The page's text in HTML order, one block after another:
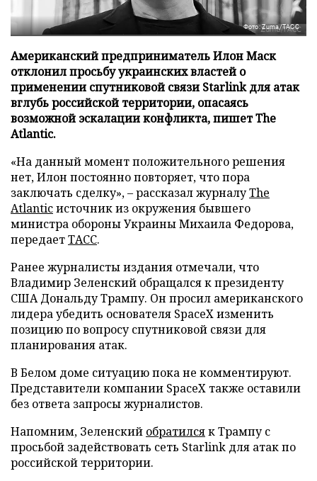
Фото: Zuma/ТАСС
Американский предприниматель Илон Маск
отклонил просьбу украинских властей о
применении спутниковой связи Starlink для атак
вглубь российской территории, опасаясь
возможной эскалации конфликта, пишет The
Atlantic.
«На данный момент положительного решения
нет, Илон постоянно повторяет, что пора
заключать сделку», – рассказал журналуThe
Atlanticисточник из окружения бывшего
министра обороны Украины Михаила Федорова,
передаетТАСС.
Ранее журналисты издания отмечали, что
Владимир Зеленский обращался к президенту
США Дональду Трампу. Он просил американского
лидера убедить основателя SpaceX изменить
позицию по вопросу спутниковой связи для
планирования атак.
В Белом доме ситуацию пока не комментируют.
Представители компании SpaceX также оставили
без ответа запросы журналистов.
Напомним, Зеленский обратилсяк Трампу с
просьбой задействовать сеть Starlink для атак по
российской территории.